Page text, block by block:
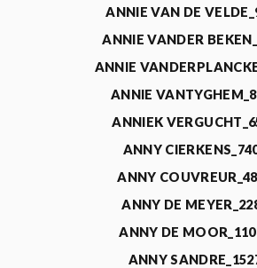
ANNIE VAN DE
ANNIE VANDER
ANNIE
ANNIE
ANNIEK
ANNY
ANNY
ANNY DE
ANNY DE
ANNY